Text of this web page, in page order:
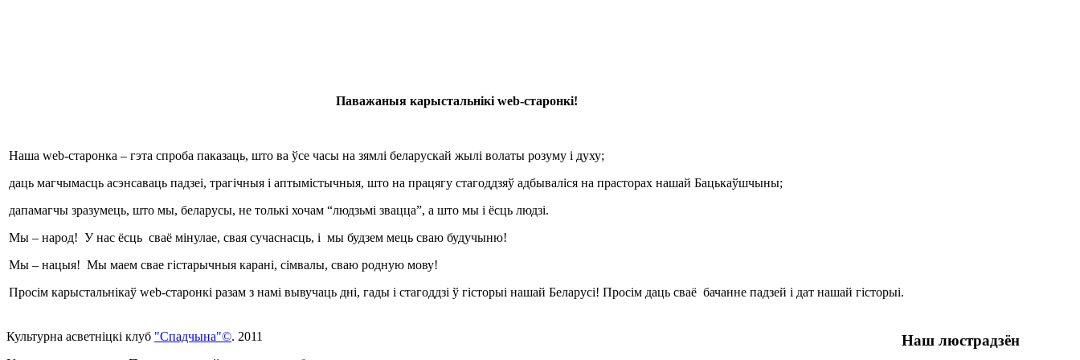
Паважаныя карыстальнікі web-старонкі!
Наша web-старонка – гэта спроба паказаць, што ва ўсе часы на зямлі беларускай жылі волаты розуму і духу;
даць магчымасць асэнсаваць падзеі, трагічныя і аптымістычныя, што на працягу стагоддзяў адбываліся на прасторах нашай Бацькаўшчыны;
дапамагчы зразумець, што мы, беларусы, не толькі хочам “людзьмі звацца”, а што мы і ёсць людзі.
Мы – народ! У нас ёсць сваё мінулае, свая сучаснасць, і мы будзем мець сваю будучыню!
Мы – нацыя! Мы маем свае гістарычныя карані, сімвалы, сваю родную мову!
Просім карыстальнікаў web-старонкі разам з намі вывучаць дні, гады і стагоддзі ў гісторыі нашай Беларусі! Просім даць сваё бачанне падзей і дат нашай гісторыі.
Наш люстрадзён
Культурна асветнiцкi клуб "Спадчына"©. 2011